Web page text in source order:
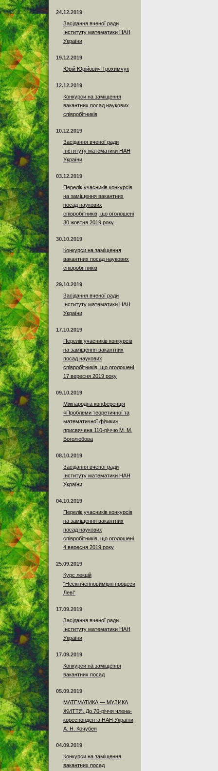
24.12.2019
Засідання вченої ради
Інституту математики НАН
України
19.12.2019
Юрій Юрійович Трохимчук
12.12.2019
Конкурси на заміщення
вакантних посад наукових
співробітників
10.12.2019
Засідання вченої ради
Інституту математики НАН
України
03.12.2019
Перелік учасників конкурсів
на заміщення вакантних
посад наукових
співробітників, що оголошені
30 жовтня 2019 року
30.10.2019
Конкурси на заміщення
вакантних посад наукових
співробітників
29.10.2019
Засідання вченої ради
Інституту математики НАН
України
17.10.2019
Перелік учасників конкурсів
на заміщення вакантних
посад наукових
співробітників, що оголошені
17 вересня 2019 року
09.10.2019
Міжнародна конференція
«Проблеми теоретичної та
математичної фізики»,
присвячена 110-річчю М. М.
Боголюбова
08.10.2019
Засідання вченої ради
Інституту математики НАН
України
04.10.2019
Перелік учасників конкурсів
на заміщення вакантних
посад наукових
співробітників, що оголошені
4 вересня 2019 року
25.09.2019
Курс лекцій
"Нескінченновимірні процеси
Леві"
17.09.2019
Засідання вченої ради
Інституту математики НАН
України
17.09.2019
Конкурси на заміщення
вакантних посад
05.09.2019
МАТЕМАТИКА — МУЗИКА
ЖИТТЯ. До 70-річчя члена-
кореспондента НАН України
А. Н. Кочубея
04.09.2019
Конкурси на заміщення
вакантних посад